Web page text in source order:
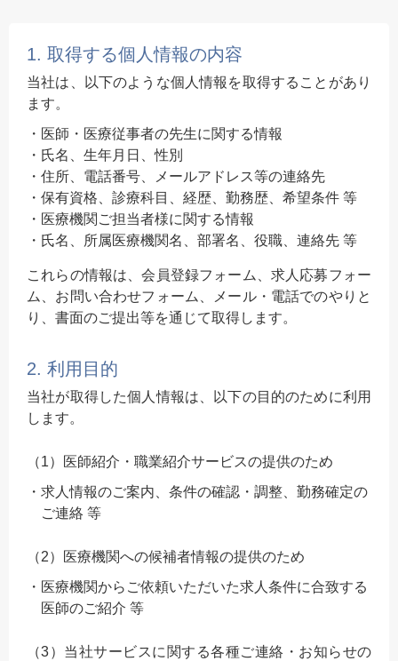
1. 取得する個人情報の内容
当社は、以下のような個人情報を取得することがあり
ます。
医師・医療従事者の先生に関する情報
氏名、生年月日、性別
住所、電話番号、メールアドレス等の連絡先
保有資格、診療科目、経歴、勤務歴、希望条件 等
医療機関ご担当者様に関する情報
氏名、所属医療機関名、部署名、役職、連絡先 等
これらの情報は、会員登録フォーム、求人応募フォー
ム、お問い合わせフォーム、メール・電話でのやりと
り、書面のご提出等を通じて取得します。
2. 利用目的
当社が取得した個人情報は、以下の目的のために利用
します。
（1）医師紹介・職業紹介サービスの提供のため
求人情報のご案内、条件の確認・調整、勤務確定の
ご連絡 等
（2）医療機関への候補者情報の提供のため
医療機関からご依頼いただいた求人条件に合致する
医師のご紹介 等
（3）当社サービスに関する各種ご連絡・お知らせの